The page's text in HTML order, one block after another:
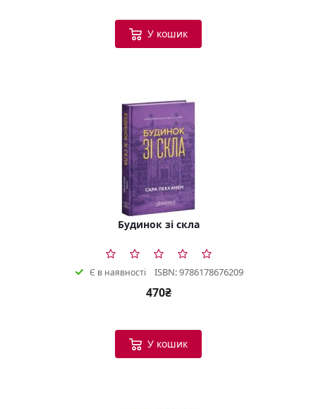
У кошик
Будинок зі скла
Є в наявності ISBN: 9786178676209
470₴
У кошик